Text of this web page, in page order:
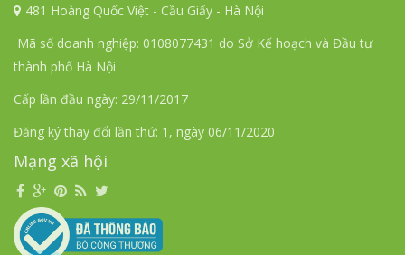
481 Hoàng Quốc Việt - Cầu Giấy - Hà Nội
Mã số doanh nghiệp: 0108077431 do Sở Kế hoạch và Đầu tư
thành phố Hà Nội
Cấp lần đầu ngày: 29/11/2017
Đăng ký thay đổi lần thứ: 1, ngày 06/11/2020
Mạng xã hội